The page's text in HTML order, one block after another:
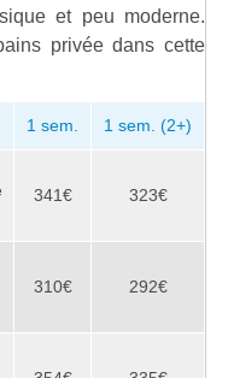
et peu moderne.
privée dans cette
1 sem. 1 sem. (2+)
341€ 323€
310€ 292€